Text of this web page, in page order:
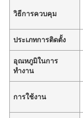
วิธีการควบคุม
ประเภทการติดตั้ง
อุณหภูมิในการ
ทำงาน
การใช้งาน